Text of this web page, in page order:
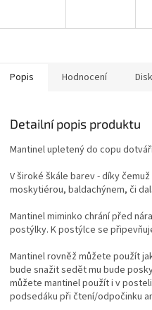
Popis Hodnocení
Detailní popis produktu
Mantinel upletený do copu
V široké škále barev - díky
moskytiérou, baldachýnem, či
Mantinel miminko chrání před
postýlky. K postýlce se
Mantinel rovněž můžete použít
bude snažit sedět mu bude
můžete mantinel použít i v
podsedáku při čtení/odpočinku